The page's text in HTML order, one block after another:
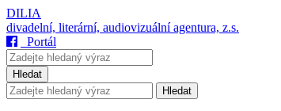
DILIA
divadelní, literární, audiovizuální agentura, z.s.
Portál
Hledat
Hledat